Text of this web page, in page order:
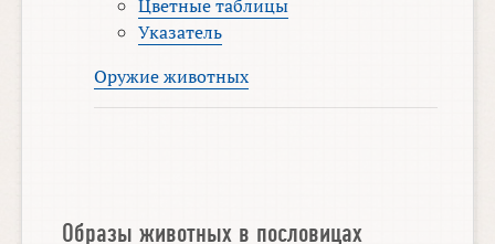
Цветные таблицы
Указатель
Оружие животных
Образы животных в пословицах